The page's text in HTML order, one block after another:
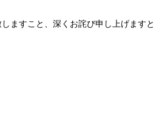
ますこと、深くお詫び申し上げます